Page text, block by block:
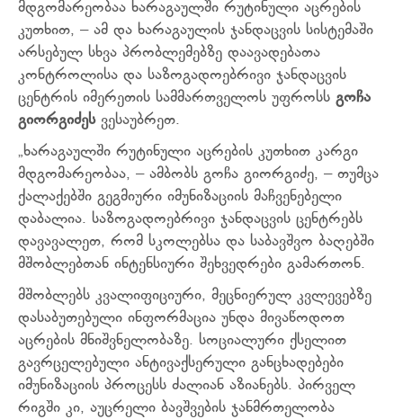
მდგომარეობაა ხარაგაულში რუტინული აცრების
კუთხით, – ამ და ხარაგაულის ჯანდაცვის სისტემაში
არსებულ სხვა პრობლემებზე დაავადებათა
კონტროლისა და საზოგადოებრივი ჯანდაცვის
ცენტრის იმერეთის სამმართველოს უფროსს გოჩა
გიორგიძესვესაუბრეთ.
„ხარაგაულში რუტინული აცრების კუთხით კარგი
მდგომარეობაა, – ამბობს გოჩა გიორგიძე, – თუმცა
ქალაქებში გეგმიური იმუნიზაციის მაჩვენებელი
დაბალია. საზოგადოებრივი ჯანდაცვის ცენტრებს
დავავალეთ, რომ სკოლებსა და საბავშვო ბაღებში
მშობლებთან ინტენსიური შეხვედრები გამართონ.
მშობლებს კვალიფიციური, მეცნიერულ კვლევებზე
დასაბუთებული ინფორმაცია უნდა მივაწოდოთ
აცრების მნიშვნელობაზე. სოციალური ქსელით
გავრცელებული ანტივაქსერული განცხადებები
იმუნიზაციის პროცესს ძალიან აზიანებს. პირველ
რიგში კი, აუცრელი ბავშვების ჯანმრთელობა